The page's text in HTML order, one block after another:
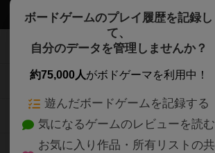
ボードゲームのプレイ履歴を記録し
て、
自分のデータを管理しませんか？
約75,000人がボドゲーマを利用中！
遊んだボードゲームを記録する
気になるゲームのレビューを読む
お気に入り作品・所有リストの共
ボドゲーマTOP
ボードゲームを検索する
ボードゲームの新着レビュー
ボードゲーム会情報